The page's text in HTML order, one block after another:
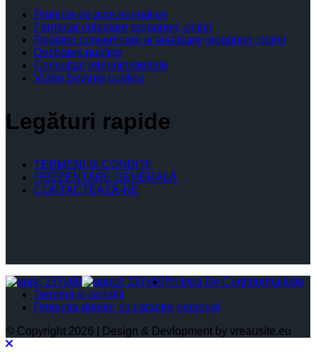
Proiecte de acte normative
Formular colectare propuneri, opinii
Registru consemnare si analizare propuneri, opinii
Dezbateri publice
Consultari interministeriale
Video Şedinţe publice
Legături rapide
TERMENI ŞI CONDIŢII
PREZENTARE GENERALĂ
CONTACTEAZĂ-NE
Politica De Confidențialitate
Termeni și condiții
Protectia datelor cu caracter personal
© Copyright 2026 | Design & Devlopment by vreausite.eu